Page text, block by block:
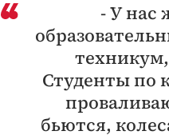
- У нас
Студенты по
бьются,